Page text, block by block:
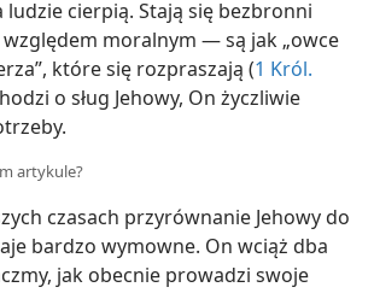
cierpią. Stają się bezbronni
względem moralnym — są jak „owce
które się rozpraszają (1 Król.
o sług Jehowy, On życzliwie
artykule?
czasach przyrównanie Jehowy do
bardzo wymowne. On wciąż dba
jak obecnie prowadzi swoje